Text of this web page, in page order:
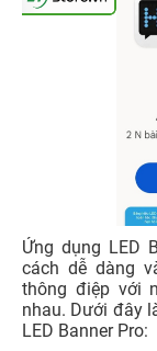
Ứng dụng LED
cách dễ dàng
thông điệp với
nhau. Dưới đây
LED Banner Pro: